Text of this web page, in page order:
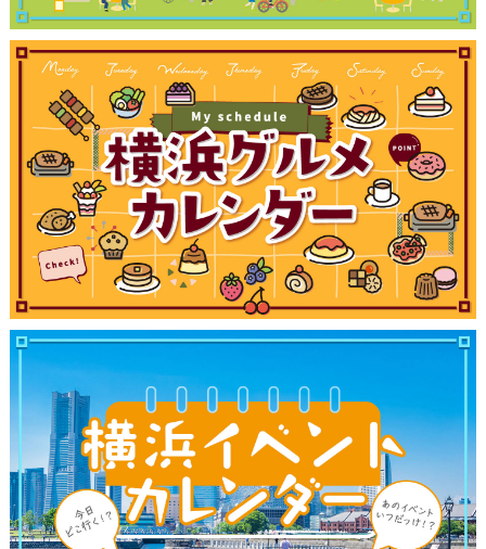
観光ガイド
ランキング
ブログ記事
サイトについて